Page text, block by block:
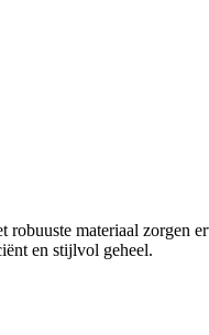
materiaal zorgen
en stijlvol geheel.